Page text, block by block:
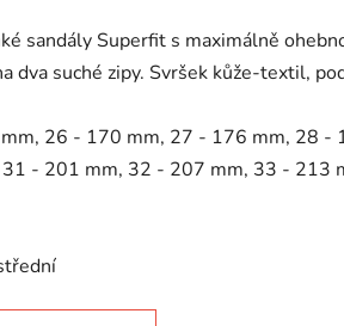
sandály Superfit s maximálně
dva suché zipy. Svršek kůže-textil,
26 - 170 mm, 27 - 176 mm, 28 -
- 201 mm, 32 - 207 mm, 33 - 213